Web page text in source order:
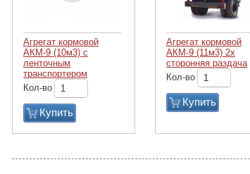
Агрегат кормовой
АКМ-9 (10м3) с
ленточным
транспортером
Кол-во
Купить
Агрегат кормовой
АКМ-9 (11м3) 2х
сторонняя раздача
Кол-во
Купить